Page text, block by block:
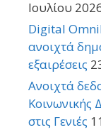
Ιουλίου
Digital
ανοιχτά
εξαιρέσεις
Ανοιχτά
Κοινωνικής
στις Γενιές